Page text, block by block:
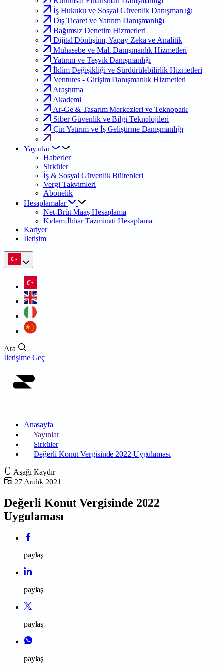
İş Hukuku ve Sosyal Güvenlik Danışmanlığı
Dış Ticaret ve Yatırım Danışmanlığı
Bağımsız Denetim Hizmetleri
Dijital Dönüşüm, Yapay Zeka ve Analitik
Muhasebe ve Mali Danışmanlık Hizmetleri
Yatırım ve Teşvik Danışmanlığı
İklim Değişikliği ve Sürdürülebilirlik Hizmetleri
Ventures - Girişim Danışmanlık Hizmetleri
Araştırma
Akademi
Ar-Ge & Tasarım Merkezleri ve Teknopark
Siber Güvenlik ve Bilgi Teknolojileri
Çin Yatırım ve İş Geliştirme Danışmanlığı
Yayınlar
Haberler
Sirküler
İş & Sosyal Güvenlik Bültenleri
Vergi Takvimleri
Abonelik
Hesaplamalar
Net-Brüt Maaş Hesaplama
Kıdem-İhbar Tazminati Hesaplama
Kariyer
İletişim
Ara
İletişime Geç
Anasayfa
Yayınlar
Sirküler
Değerli Konut Vergisinde 2022 Uygulaması
Aşağı Kaydır
27 Aralık 2021
Değerli Konut Vergisinde 2022
Uygulaması
paylaş
paylaş
paylaş
paylaş